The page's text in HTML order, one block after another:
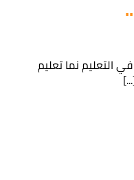
التعليم نما تعليم
قراءة سياسة الخصوصية